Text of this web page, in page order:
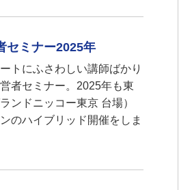
セミナー2025年
トにふさわしい講師ばかり
者セミナー。2025年も東
ンドニッコー東京 台場）
のハイブリッド開催をしま